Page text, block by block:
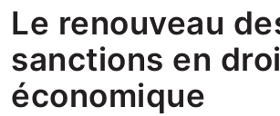
Le renouveau
sanctions en
économique